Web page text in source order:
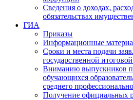
Сведения о доходах,
обязательствах
ГИА
Приказы
Информационные
Сроки и места подачи
государственной
Вниманию выпускников
обучающихся
среднего
Получение официальных